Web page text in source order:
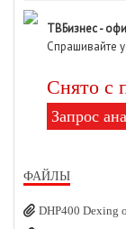
ТВБизнес -
Спрашивайте
Снято с
Запрос
ФАЙЛЫ
DHP400 Dexing